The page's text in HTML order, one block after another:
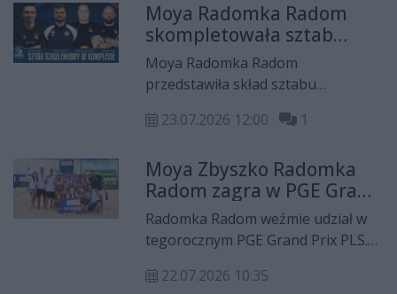
będą rywalizować w rozgrywkach o
nowych nazwach.
Moya Radomka Radom
skompletowała sztab
szkoleniowy na nowy
sezon
Moya Radomka Radom
przedstawiła skład sztabu
Zespół nadal prowadzić będą
Bartłomiej Gajdek, a w ich pracy
pomagać będą znani już w klubie
Jakub Szyszka i Michał Fijałkowski
oraz dwie nowe osoby.
23.07.2026 12:00 1
Moya Zbyszko Radomka
Radom zagra w PGE Grand
Prix PLS. Celem jest
powtórzenie sukcesu
sprzed dwóch lat
Radomka Radom weźmie udział w
tegorocznym PGE Grand Prix PLS.
piasku radomski zespół wystąpi
22.07.2026 10:35